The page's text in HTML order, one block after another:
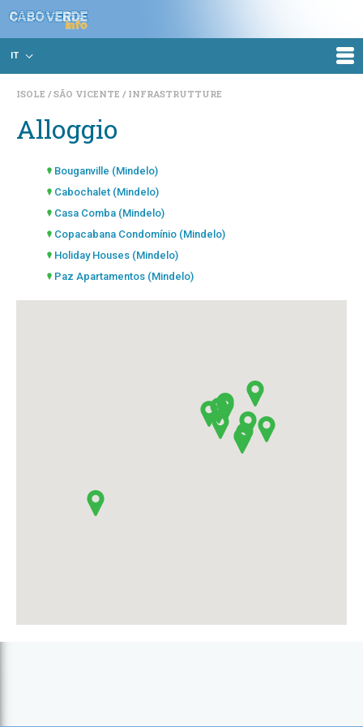
IT
ISOLE SÃO VICENTE INFRASTRUTTURE
Alloggio
Bouganville (Mindelo)
Cabochalet (Mindelo)
Casa Comba (Mindelo)
Copacabana Condomínio (Mindelo)
Holiday Houses (Mindelo)
Paz Apartamentos (Mindelo)
Residencial Club Tropicana (Mindelo)